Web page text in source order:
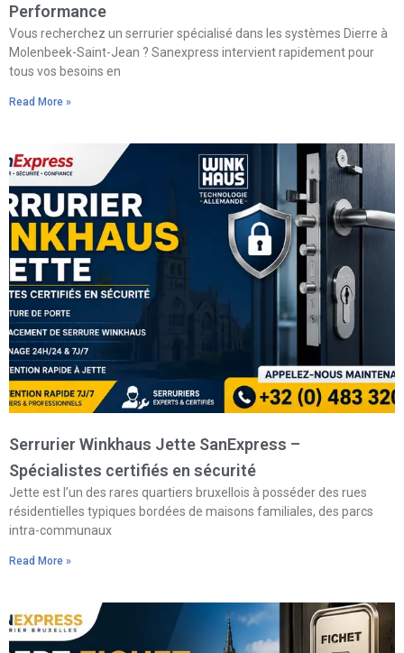
Performance
Vous recherchez un serrurier spécialisé dans les systèmes Dierre à
Molenbeek-Saint-Jean ? Sanexpress intervient rapidement pour
tous vos besoins en
Read More »
Serrurier Winkhaus Jette SanExpress –
Spécialistes certifiés en sécurité
Jette est l’un des rares quartiers bruxellois à posséder des rues
résidentielles typiques bordées de maisons familiales, des parcs
intra-communaux
Read More »